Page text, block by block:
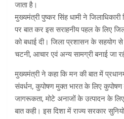
जाता है।
मुख्यमंत्री पुष्कर सिंह धामी ने
पर बात कर इस सराहनीय पहल के लिए
को बधाई दी। जिला प्रशासन के सहयोग
चटनी, आचार एवं अन्य सामग्री बनाई जा
मुख्यमंत्री ने कहा कि मन की बात में
संवर्धन, कुपोषण मुक्त भारत के लिए
जागरूकता, मोटे अनाजों के उत्पादन के लिए
बात कही। इस दिशा में राज्य सरकार